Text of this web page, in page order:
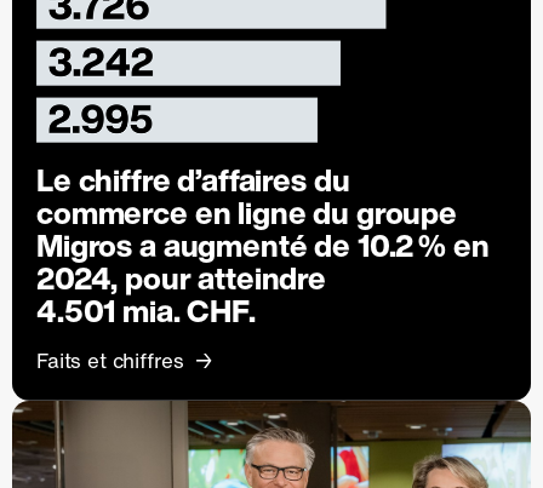
Le chiffre d’affaires du
commerce en ligne du groupe
Migros a augmenté de10.2 %en
2024, pour atteindre
4.501 mia. CHF.
Faits et chiffres